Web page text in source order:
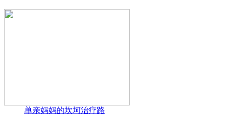
单亲妈妈的坎坷治疗路